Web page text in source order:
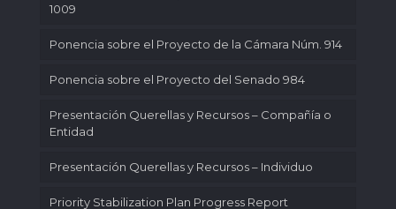
1009
Ponencia sobre el Proyecto de la Cámara Núm. 914
Ponencia sobre el Proyecto del Senado 984
Presentación Querellas y Recursos – Compañía o
Entidad
Presentación Querellas y Recursos – Individuo
Priority Stabilization Plan Progress Report